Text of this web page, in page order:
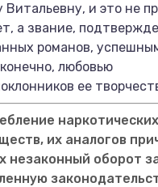
и это не
а звание,
романов,
любовью
ее
их аналогов
незаконный оборот